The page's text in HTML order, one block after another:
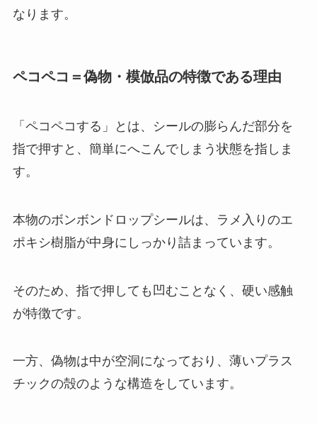
なります。
ペコペコ＝偽物・模倣品の特徴である理由
「ペコペコする」とは、シールの膨らんだ部分を
指で押すと、簡単にへこんでしまう状態を指しま
す。
本物のボンボンドロップシールは、ラメ入りのエ
ポキシ樹脂が中身にしっかり詰まっています。
そのため、指で押しても凹むことなく、硬い感触
が特徴です。
一方、偽物は中が空洞になっており、薄いプラス
チックの殻のような構造をしています。